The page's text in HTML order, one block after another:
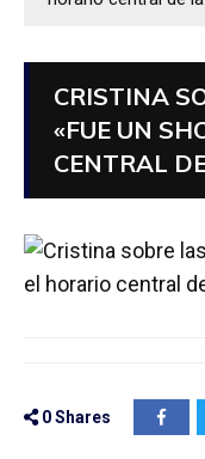
CRISTINA
«FUE UN
CENTRAL
0Shares